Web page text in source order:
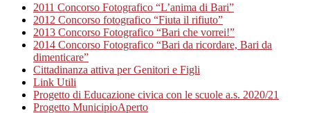
2011 Concorso Fotografico “L’anima di Bari”
2012 Concorso fotografico “Fiuta il rifiuto”
2013 Concorso Fotografico “Bari che vorrei!”
2014 Concorso Fotografico “Bari da ricordare, Bari da
dimenticare”
Cittadinanza attiva per Genitori e Figli
Link Utili
Progetto di Educazione civica con le scuole a.s. 2020/21
Progetto MunicipioAperto